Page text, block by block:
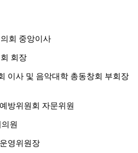
회 중앙이사
회장
이사 및 음악대학 총동창회 부회장
방위원회 자문위원
원
영위원장